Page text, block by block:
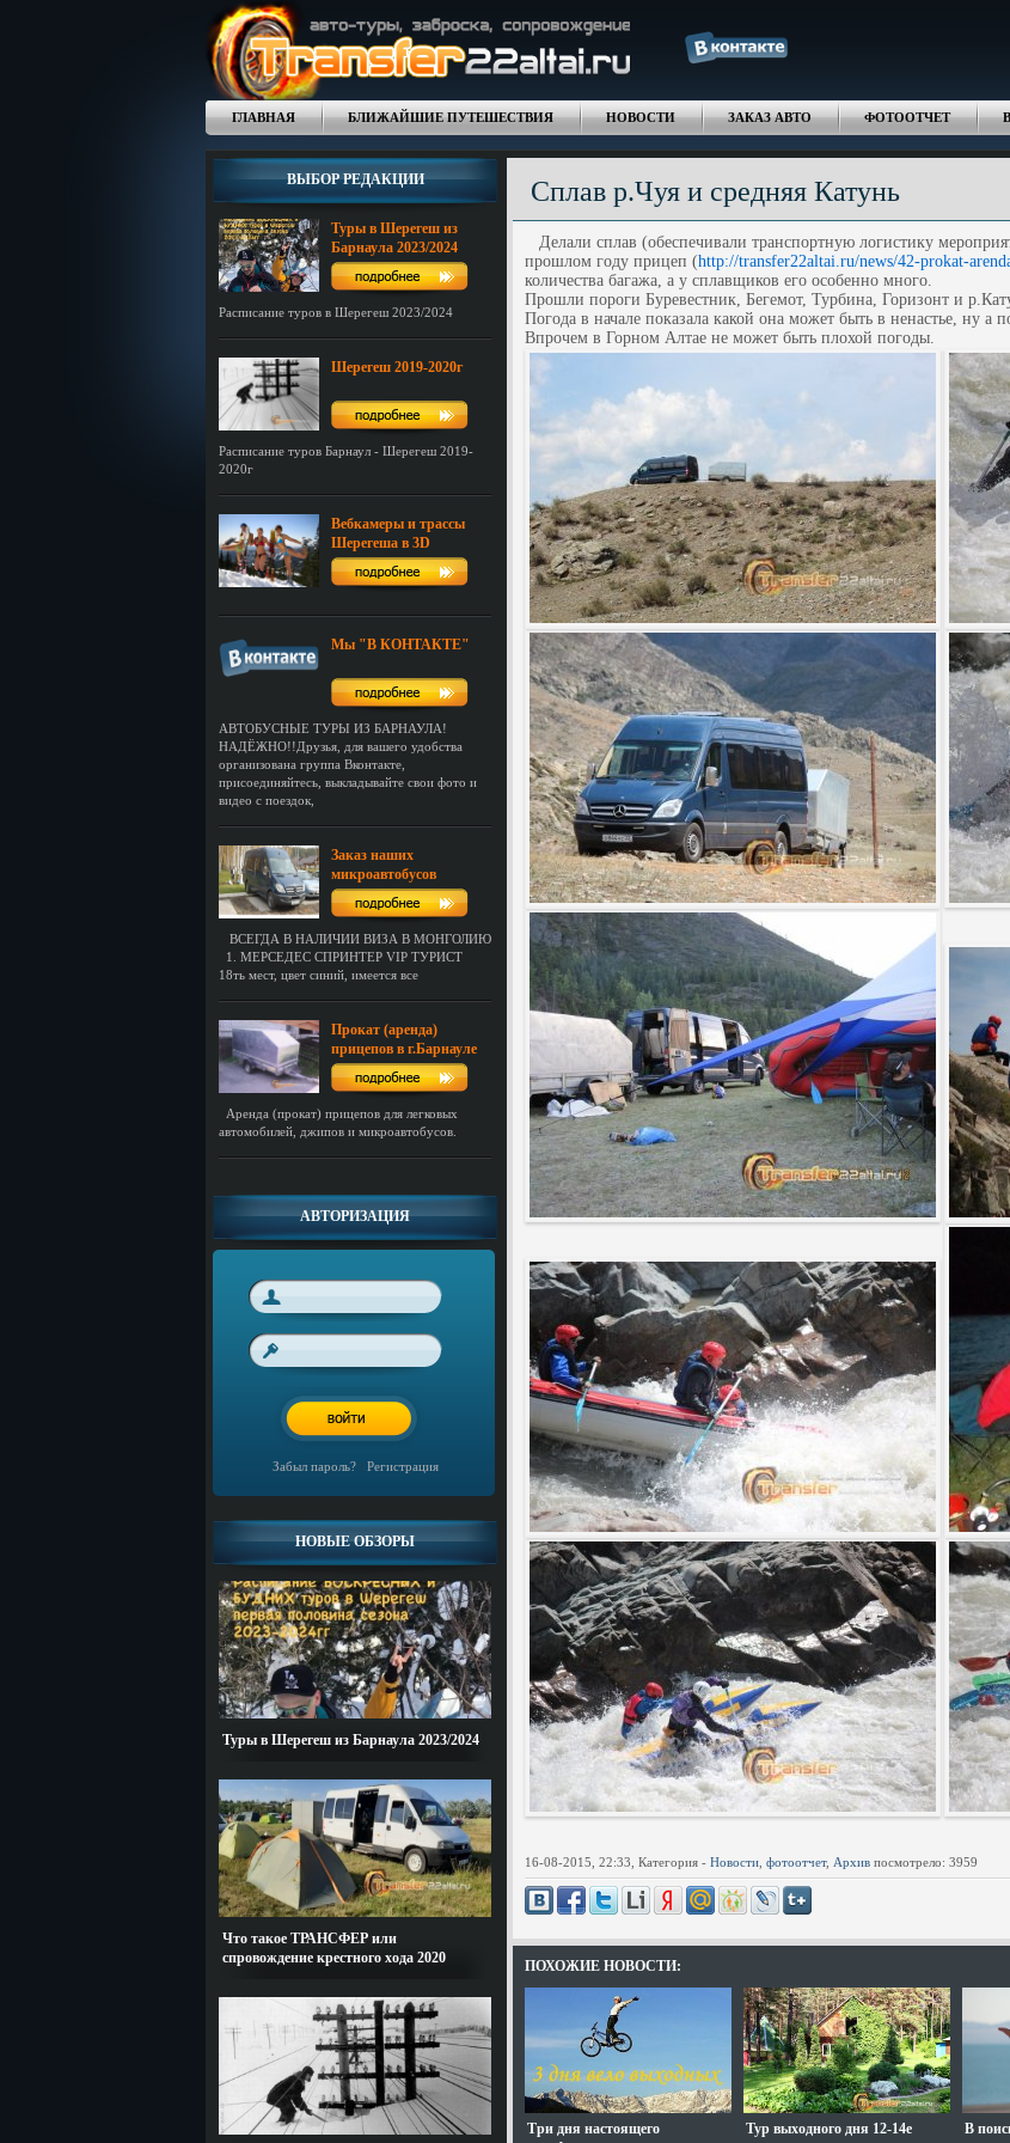
ГЛАВНАЯ БЛИЖАЙШИЕ ПУТЕШЕСТВИЯ НОВОСТИ ЗАКАЗ АВТО ФОТООТЧЕТ
ВЫБОР РЕДАКЦИИ
Туры в Шерегеш из
Барнаула 2023/2024
Расписание туров в Шерегеш 2023/2024
Шерегеш 2019-2020г
Расписание туров Барнаул - Шерегеш 2019-
2020г
Вебкамеры и трассы
Шерегеша в 3D
Мы "В КОНТАКТЕ"
АВТОБУСНЫЕ ТУРЫ ИЗ БАРНАУЛА!
НАДЁЖНО!!Друзья, для вашего удобства
организована группа Вконтакте,
присоединяйтесь, выкладывайте свои фото и
видео с поездок,
Заказ наших
микроавтобусов
ВСЕГДА В НАЛИЧИИ ВИЗА В МОНГОЛИЮ
1. МЕРСЕДЕС СПРИНТЕР VIP ТУРИСТ
18ть мест, цвет синий, имеется все
Прокат (аренда)
прицепов в г.Барнауле
Аренда (прокат) прицепов для легковых
автомобилей, джипов и микроавтобусов.
АВТОРИЗАЦИЯ
Забыл пароль?/ Регистрация
НОВЫЕ ОБЗОРЫ
Туры в Шерегеш из Барнаула 2023/2024
Что такое ТРАНСФЕР или
спровождение крестного хода 2020
Сплав р.Чуя и средняя Катунь
Делали сплав (обеспечивали транспортную логистику
прошлом году прицеп (http://transfer22altai.ru/news/42-prokat-
количества багажа, а у сплавщиков его особенно много.
Прошли пороги Буревестник, Бегемот, Турбина, Горизонт и
Погода в начале показала какой она может быть в ненастье, ну а
Впрочем в Горном Алтае не может быть плохой погоды.
16-08-2015, 22:33, Категория - Новости фотоотчет, Архив посмотрело: 3959
ПОХОЖИЕ НОВОСТИ:
Три дня настоящего
Тур выходного дня 12-14е
В